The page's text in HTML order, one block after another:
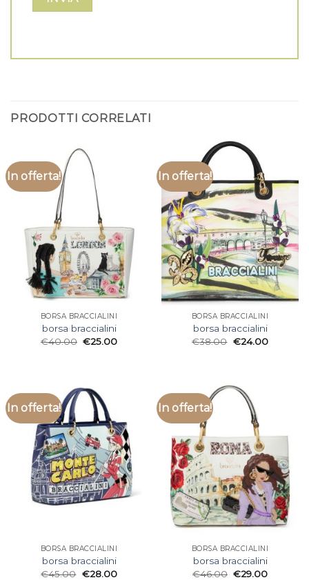
PRODOTTI CORRELATI
In offerta!
BORSA BRACCIALINI
borsa braccialini
€40.00 €25.00
In offerta!
BORSA BRACCIALINI
borsa braccialini
€38.00 €24.00
In offerta!
BORSA BRACCIALINI
borsa braccialini
€45.00 €28.00
In offerta!
BORSA BRACCIALINI
borsa braccialini
€46.00 €29.00